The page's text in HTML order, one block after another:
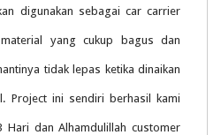
digunakan sebagai car carrier
yang cukup bagus dan
tidak lepas ketika dinaikan
Project ini sendiri berhasil kami
Hari dan Alhamdulillah customer